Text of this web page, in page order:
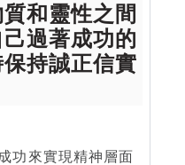
和靈性之間
過著成功的
持誠正信實
功來實現精神層面